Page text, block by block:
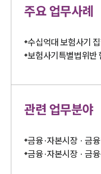
주요 업무사례
수십억대 보험사기
보험사기특별법위반
관련 업무분야
금융·자본시장 · 금융
금융·자본시장 · 금